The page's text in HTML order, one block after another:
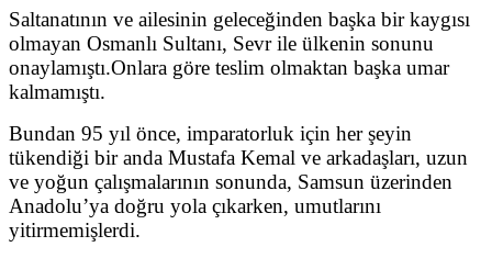
Saltanatının ve ailesinin geleceğinden başka bir kaygısı
olmayan Osmanlı Sultanı, Sevr ile ülkenin sonunu
onaylamıştı.Onlara göre teslim olmaktan başka umar
kalmamıştı.
Bundan 95 yıl önce, imparatorluk için her şeyin
tükendiği bir anda Mustafa Kemal ve arkadaşları, uzun
ve yoğun çalışmalarının sonunda, Samsun üzerinden
Anadolu’ya doğru yola çıkarken, umutlarını
yitirmemişlerdi.